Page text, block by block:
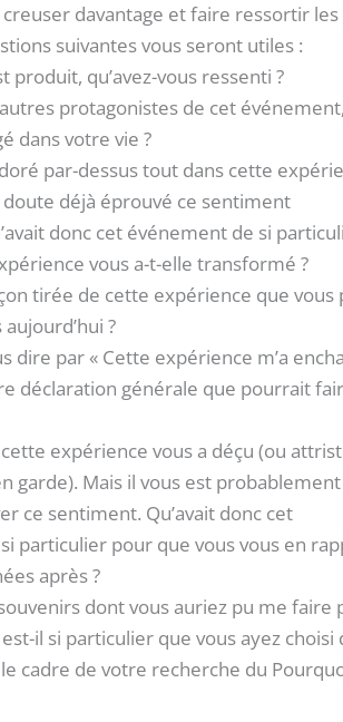
davantage et faire ressortir les
suivantes vous seront utiles :
produit, qu’avez-vous ressenti ?
protagonistes de cet
dans votre vie ?
par-dessus tout dans cette
doute déjà éprouvé ce sentiment
donc cet événement de si
vous a-t-elle transformé ?
tirée de cette expérience que vous
?
dire par « Cette expérience m’a
déclaration générale que pourrait
expérience vous a déçu (ou
garde). Mais il vous est
ce sentiment. Qu’avait donc cet
particulier pour que vous vous en
après ?
dont vous auriez pu me faire
il si particulier que vous ayez choisi
cadre de votre recherche du